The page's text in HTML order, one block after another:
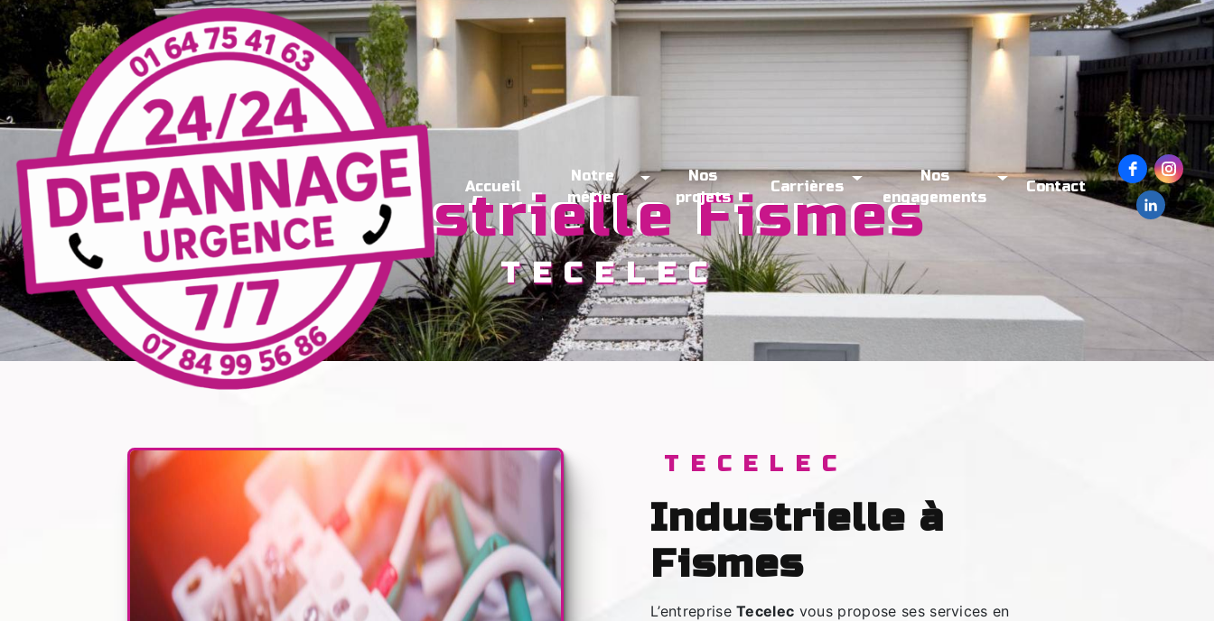
Accueil
Notre
métier
Nos
projets
Carrières
Nos
engagements
Contact
industrielle Fismes
TECELEC
TECELEC
industrielle à
Fismes
L’entrepriseTecelec vous propose ses services en
Panneau de gestion des cookies